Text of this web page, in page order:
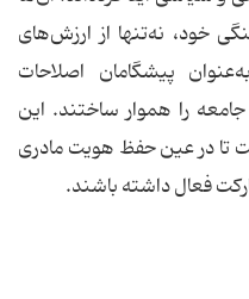
خود، نه‌تنها از ارزش‌های
پیشگامان اصلاحات
را هموار ساختند. این
تا در عین حفظ هویت مادری
فعال داشته باشند.